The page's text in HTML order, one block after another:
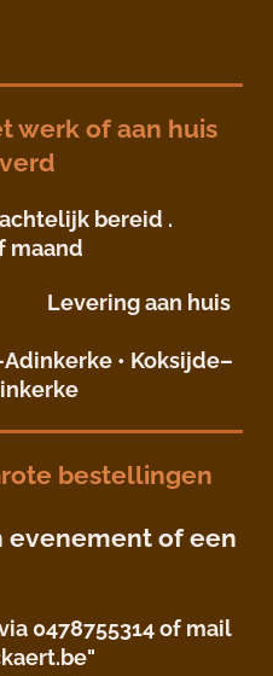
werk of aan huis
bereid .
maand
aan huis
werk:
• Koksijde–
bestellingen
evenement of een
0478755314 of mail